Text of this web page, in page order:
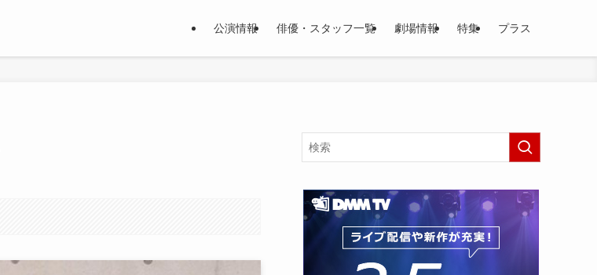
公演情報 俳優・スタッフ一覧 劇場情報 特集 プラス